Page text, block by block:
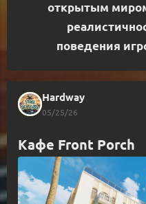
открытым
поведения
Hardway
05/25/26
Кафе Front Porch